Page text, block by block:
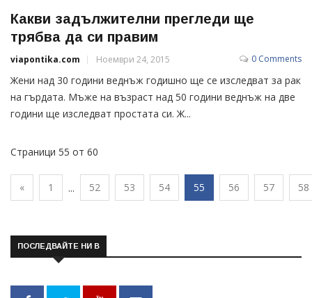
Какви задължителни прегледи ще
трябва да си правим
viapontika.com Ноември 24, 2015 0 Comments
Жени над 30 години веднъж годишно ще се изследват за рак
на гърдата. Мъже на възраст над 50 години веднъж на две
години ще изследват простата си. Ж...
Страници 55 от 60
« 1 ... 52 53 54 55 56 57 58
ПОСЛЕДВАЙТЕ НИ В